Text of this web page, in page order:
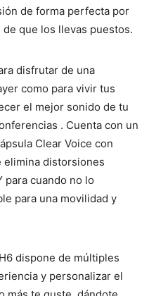
de forma perfecta por
que los llevas puestos.
disfrutar de una
como para vivir tus
el mejor sonido de tu
. Cuenta con un
Clear Voice con
elimina distorsiones
para cuando no lo
para una movilidad y
dispone de múltiples
y personalizar el